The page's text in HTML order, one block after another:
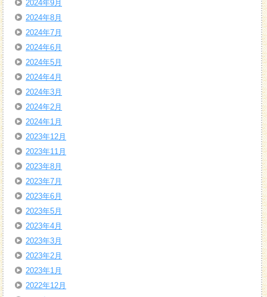
2024年9月
2024年8月
2024年7月
2024年6月
2024年5月
2024年4月
2024年3月
2024年2月
2024年1月
2023年12月
2023年11月
2023年8月
2023年7月
2023年6月
2023年5月
2023年4月
2023年3月
2023年2月
2023年1月
2022年12月